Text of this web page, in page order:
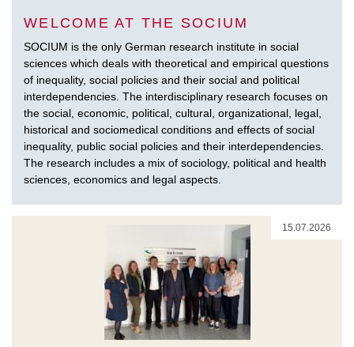
WELCOME AT THE SOCIUM
SOCIUM is the only German research institute in social
sciences which deals with theoretical and empirical questions
of inequality, social policies and their social and political
interdependencies. The interdisciplinary research focuses on
the social, economic, political, cultural, organizational, legal,
historical and sociomedical conditions and effects of social
inequality, public social policies and their interdependencies.
The research includes a mix of sociology, political and health
sciences, economics and legal aspects.
15.07.2026